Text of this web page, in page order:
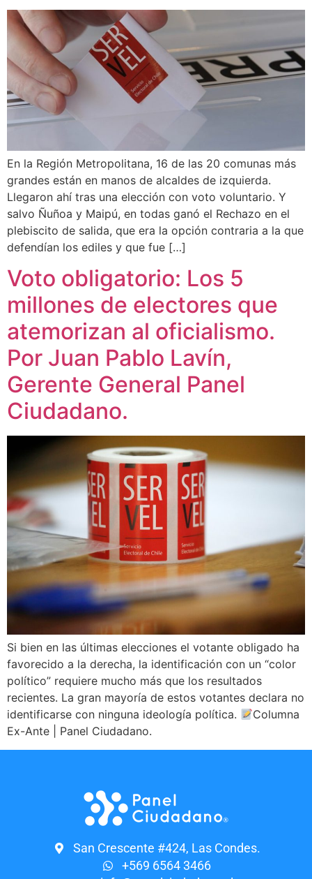
En la Región Metropolitana, 16 de las 20 comunas más
grandes están en manos de alcaldes de izquierda.
Llegaron ahí tras una elección con voto voluntario. Y
salvo Ñuñoa y Maipú, en todas ganó el Rechazo en el
plebiscito de salida, que era la opción contraria a la que
defendían los ediles y que fue […]
Voto obligatorio: Los 5
millones de electores que
atemorizan al oficialismo.
Por Juan Pablo Lavín,
Gerente General Panel
Ciudadano.
Si bien en las últimas elecciones el votante obligado ha
favorecido a la derecha, la identificación con un “color
político” requiere mucho más que los resultados
recientes. La gran mayoría de estos votantes declara no
identificarse con ninguna ideología política.
Columna
Ex-Ante | Panel Ciudadano.
San Crescente #424, Las Condes.
+569 6564 3466